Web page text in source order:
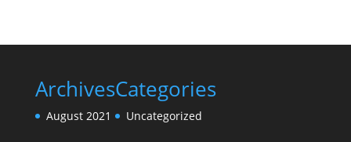
Archives
August 2021
Categories
Uncategorized